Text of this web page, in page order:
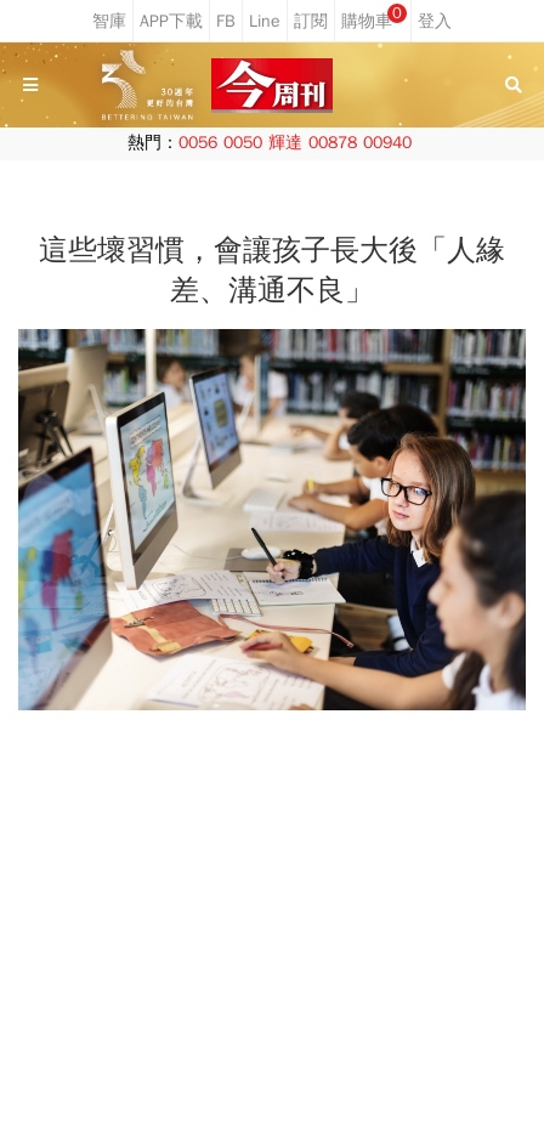
0
熱門： 0056 0050 輝達 00878 00940
這些壞習慣，會讓孩子長大後「人緣
差、溝通不良」